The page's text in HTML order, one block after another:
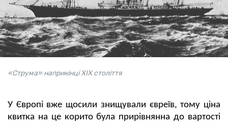
«Струма» наприкінці XIX століття
У Європі вже щосили знищували євреїв, тому ціна
квитка на це корито була прирівнянна до вартості